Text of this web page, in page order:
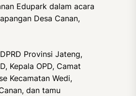
Edupark dalam acara
Desa Canan,
Provinsi Jateng,
Kepala OPD, Camat
Kecamatan Wedi,
dan tamu